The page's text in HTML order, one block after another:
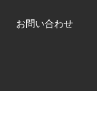
お問い合わせ